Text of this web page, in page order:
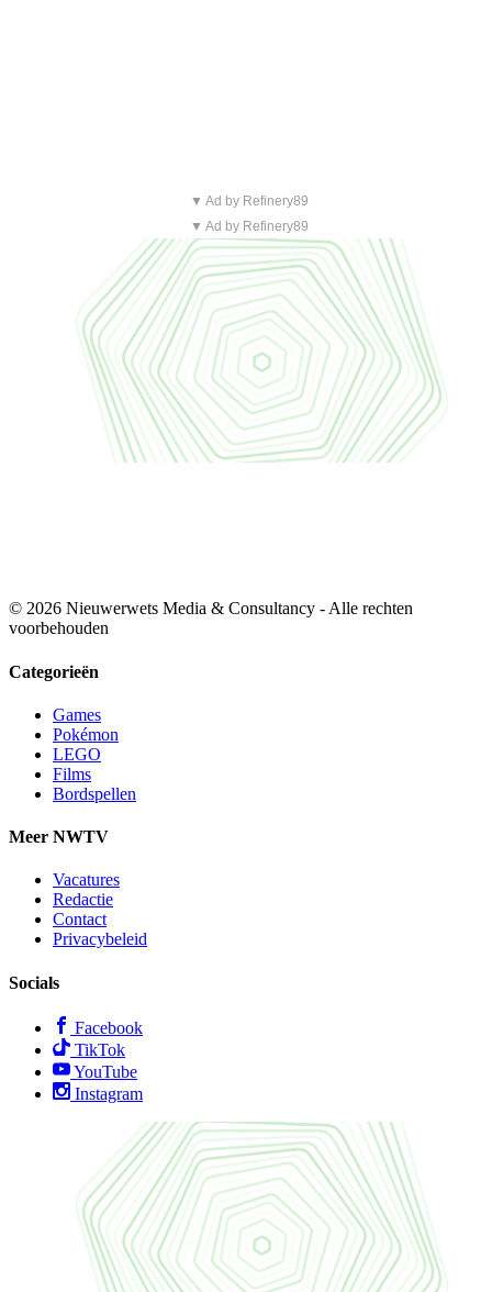
▼ Ad by Refinery89
▼ Ad by Refinery89
© 2026 Nieuwerwets Media & Consultancy - Alle rechten
voorbehouden
Categorieën
Games
Pokémon
LEGO
Films
Bordspellen
Meer NWTV
Vacatures
Redactie
Contact
Privacybeleid
Socials
Facebook
TikTok
YouTube
Instagram